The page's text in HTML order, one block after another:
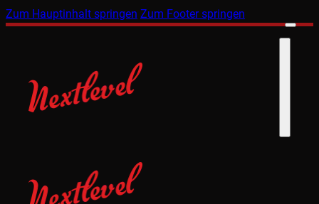
Zum Hauptinhalt springen Zum Footer springen